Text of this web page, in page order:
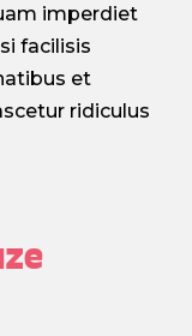
imperdiet
facilisis
et
ridiculus